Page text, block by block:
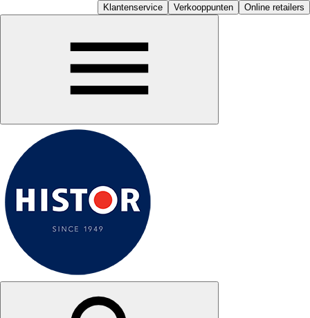
Klantenservice Verkooppunten Online retailers